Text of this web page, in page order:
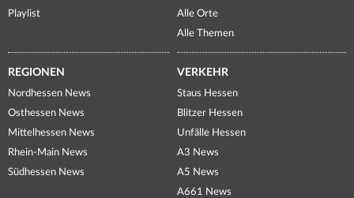
Playlist
Alle Orte
Alle Themen
REGIONEN
Nordhessen News
Osthessen News
Mittelhessen News
Rhein-Main News
Südhessen News
VERKEHR
Staus Hessen
Blitzer Hessen
Unfälle Hessen
A3 News
A5 News
A661 News